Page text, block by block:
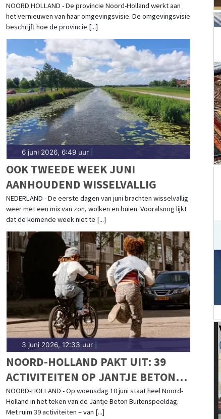
NOORD HOLLAND - De provincie Noord-Holland werkt aan
het vernieuwen van haar omgevingsvisie. De omgevingsvisie
beschrijft hoe de provincie [...]
6 juni 2026, 6:49 uur|
OOK TWEEDE WEEK JUNI
AANHOUDEND WISSELVALLIG
NEDERLAND - De eerste dagen van juni brachten wisselvallig
weer met een mix van zon, wolken en buien. Vooralsnog lijkt
dat de komende week niet te [...]
3 juni 2026, 12:33 uur|
NOORD-HOLLAND PAKT UIT: 39
ACTIVITEITEN OP JANTJE BETON
BUITENSPEELDAG
NOORD-HOLLAND - Op woensdag 10 juni staat heel Noord-
Holland in het teken van de Jantje Beton Buitenspeeldag.
Met ruim 39 activiteiten – van [...]